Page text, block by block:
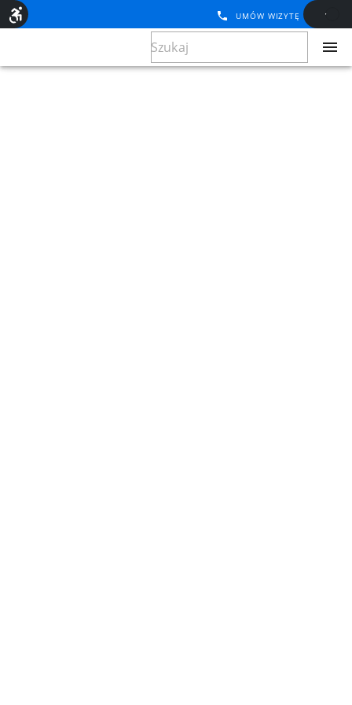
UMÓW WIZYTĘ